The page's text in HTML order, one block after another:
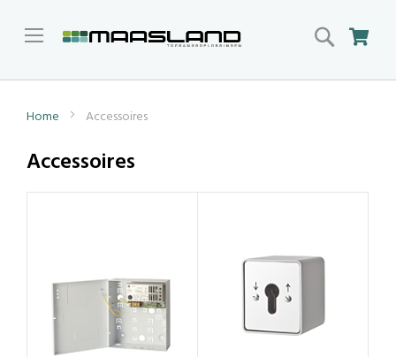
Search
Home Accessoires
Accessoires